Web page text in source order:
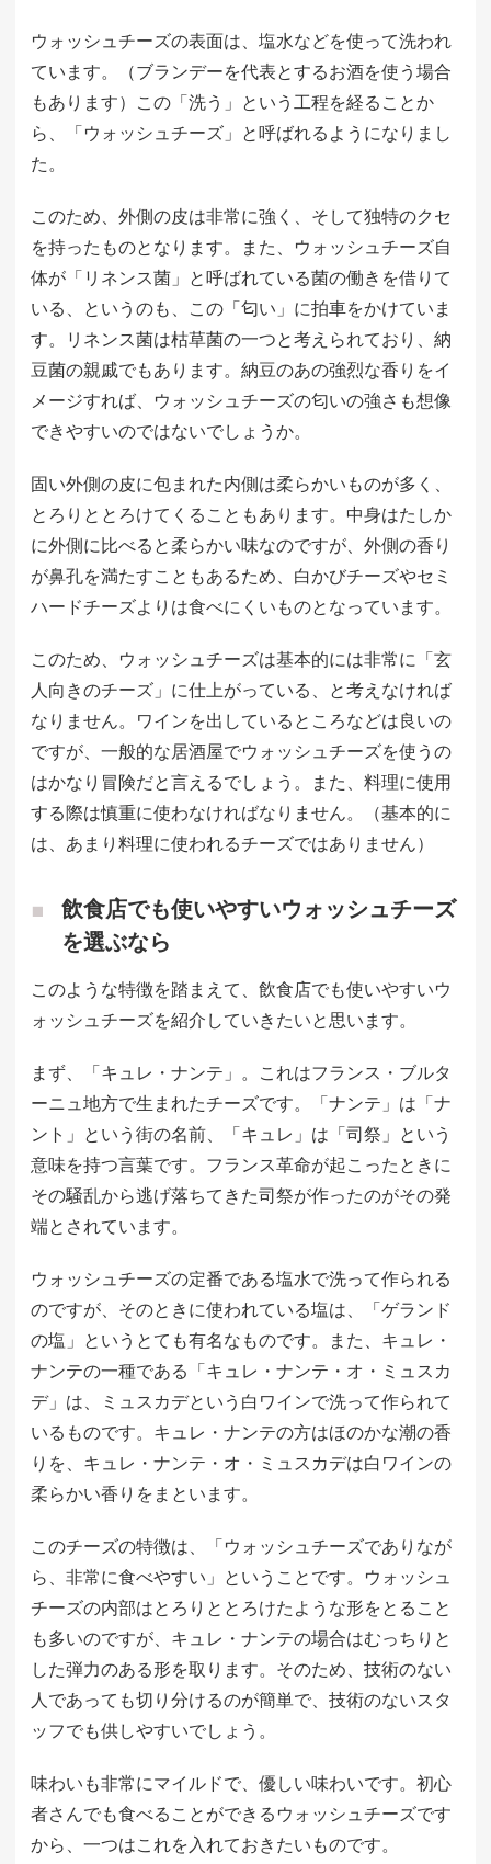
ウォッシュチーズの表面は、塩水などを使って洗われ
ています。（ブランデーを代表とするお酒を使う場合
もあります）この「洗う」という工程を経ることか
ら、「ウォッシュチーズ」と呼ばれるようになりまし
た。
このため、外側の皮は非常に強く、そして独特のクセ
を持ったものとなります。また、ウォッシュチーズ自
体が「リネンス菌」と呼ばれている菌の働きを借りて
いる、というのも、この「匂い」に拍車をかけていま
す。リネンス菌は枯草菌の一つと考えられており、納
豆菌の親戚でもあります。納豆のあの強烈な香りをイ
メージすれば、ウォッシュチーズの匂いの強さも想像
できやすいのではないでしょうか。
固い外側の皮に包まれた内側は柔らかいものが多く、
とろりととろけてくることもあります。中身はたしか
に外側に比べると柔らかい味なのですが、外側の香り
が鼻孔を満たすこともあるため、白かびチーズやセミ
ハードチーズよりは食べにくいものとなっています。
このため、ウォッシュチーズは基本的には非常に「玄
人向きのチーズ」に仕上がっている、と考えなければ
なりません。ワインを出しているところなどは良いの
ですが、一般的な居酒屋でウォッシュチーズを使うの
はかなり冒険だと言えるでしょう。また、料理に使用
する際は慎重に使わなければなりません。（基本的に
は、あまり料理に使われるチーズではありません）
飲食店でも使いやすいウォッシュチーズ
を選ぶなら
このような特徴を踏まえて、飲食店でも使いやすいウ
ォッシュチーズを紹介していきたいと思います。
まず、「キュレ・ナンテ」。これはフランス・ブルタ
ーニュ地方で生まれたチーズです。「ナンテ」は「ナ
ント」という街の名前、「キュレ」は「司祭」という
意味を持つ言葉です。フランス革命が起こったときに
その騒乱から逃げ落ちてきた司祭が作ったのがその発
端とされています。
ウォッシュチーズの定番である塩水で洗って作られる
のですが、そのときに使われている塩は、「ゲランド
の塩」というとても有名なものです。また、キュレ・
ナンテの一種である「キュレ・ナンテ・オ・ミュスカ
デ」は、ミュスカデという白ワインで洗って作られて
いるものです。キュレ・ナンテの方はほのかな潮の香
りを、キュレ・ナンテ・オ・ミュスカデは白ワインの
柔らかい香りをまといます。
このチーズの特徴は、「ウォッシュチーズでありなが
ら、非常に食べやすい」ということです。ウォッシュ
チーズの内部はとろりととろけたような形をとること
も多いのですが、キュレ・ナンテの場合はむっちりと
した弾力のある形を取ります。そのため、技術のない
人であっても切り分けるのが簡単で、技術のないスタ
ッフでも供しやすいでしょう。
味わいも非常にマイルドで、優しい味わいです。初心
者さんでも食べることができるウォッシュチーズです
から、一つはこれを入れておきたいものです。